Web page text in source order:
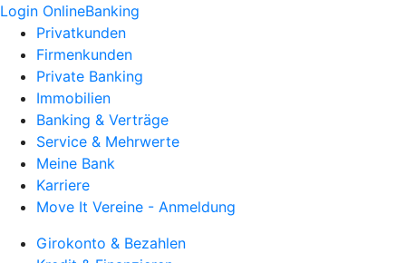
Login OnlineBanking
Privatkunden
Firmenkunden
Private Banking
Immobilien
Banking & Verträge
Service & Mehrwerte
Meine Bank
Karriere
Move It Vereine - Anmeldung
Girokonto & Bezahlen